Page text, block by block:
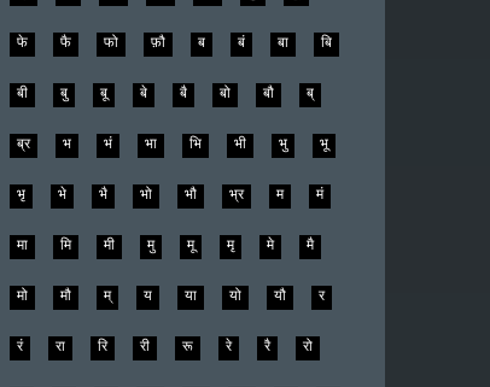
फे फै फो फ़ौ ब बं बा बि
बी बु बू बे बै बो बौ ब्
ब्र भ भं भा भि भी भु भू
भृ भे भै भो भौ भ्र म मं
मा मि मी मु मू मृ मे मै
मो मौ म् य या यो यौ र
रं रा रि री रू रे रै रो